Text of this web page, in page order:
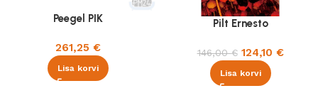
Peegel PIK
261,25 €
Lisa korvi
Pilt Ernesto
146,00€ 124,10 €
Lisa korvi